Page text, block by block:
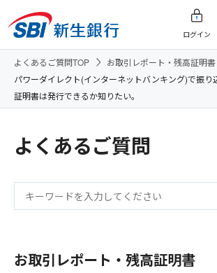
ログイン
よくあるご質問TOP お取引レポート・残高証明書
パワーダイレクト(インターネットバンキング)で振り
証明書は発行できるか知りたい。
よくあるご質問
お取引レポート・残高証明書